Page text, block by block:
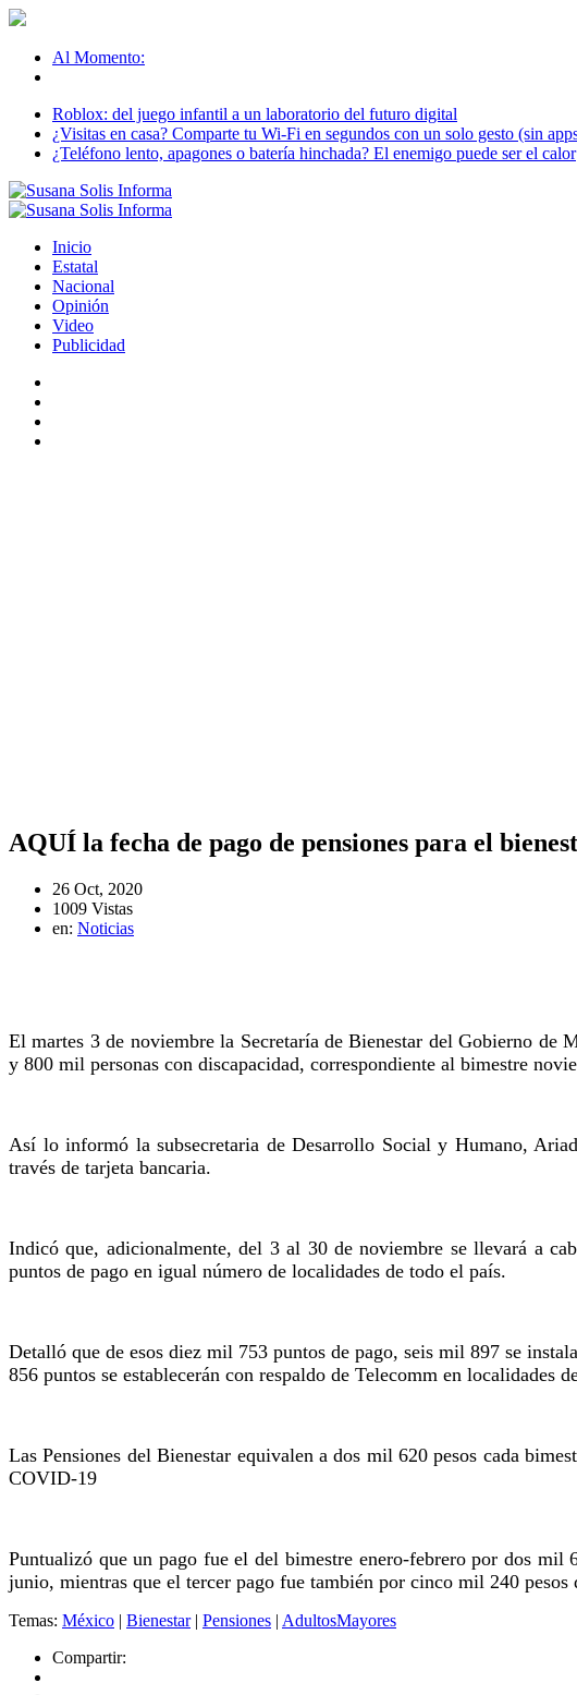
Al Momento:
Roblox: del juego infantil a un laboratorio del futuro digital
¿Visitas en casa? Comparte tu Wi-Fi en segundos con un solo gesto (sin
¿Teléfono lento, apagones o batería hinchada? El enemigo puede ser el calor
Inicio
Estatal
Nacional
Opinión
Video
Publicidad
AQUÍ la fecha de pago de pensiones para el
26 Oct, 2020
1009 Vistas
en: Noticias
El martes 3 de noviembre la Secretaría de Bienestar del Gobierno de
y 800 mil personas con discapacidad, correspondiente al bimestre
Así lo informó la subsecretaria de Desarrollo Social y Humano,
través de tarjeta bancaria.
Indicó que, adicionalmente, del 3 al 30 de noviembre se llevará a
puntos de pago en igual número de localidades de todo el país.
Detalló que de esos diez mil 753 puntos de pago, seis mil 897 se
856 puntos se establecerán con respaldo de Telecomm en localidades
Las Pensiones del Bienestar equivalen a dos mil 620 pesos cada
COVID-19
Puntualizó que un pago fue el del bimestre enero-febrero por dos
junio, mientras que el tercer pago fue también por cinco mil 240
Temas: México | Bienestar| Pensiones | AdultosMayores
Compartir: